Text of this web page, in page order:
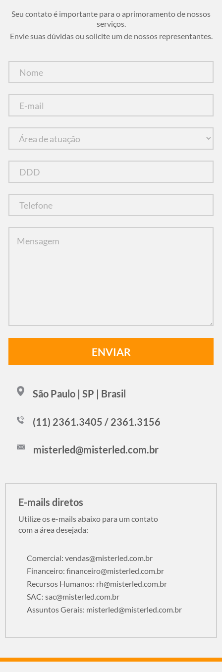
Seu contato é importante para o aprimoramento de nossos
serviços.
Envie suas dúvidas ou solicite um de nossos representantes.
São Paulo | SP | Brasil
(11) 2361.3405 / 2361.3156
misterled@misterled.com.br
E-mails diretos
Utilize os e-mails abaixo para um contato
com a área desejada:
Comercial: vendas@misterled.com.br
Financeiro: financeiro@misterled.com.br
Recursos Humanos: rh@misterled.com.br
SAC: sac@misterled.com.br
Assuntos Gerais: misterled@misterled.com.br